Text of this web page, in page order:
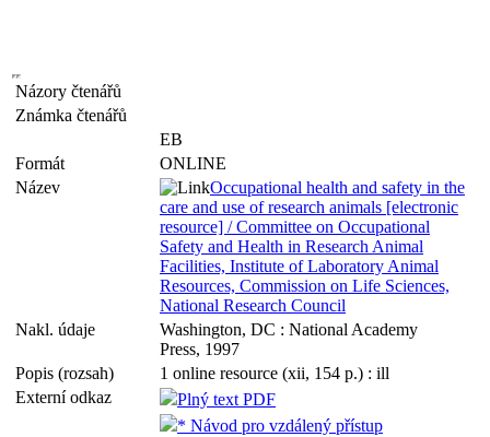
Názory čtenářů
Známka čtenářů
EB
Formát
ONLINE
Název
Occupational health and safety in the
care and use of research animals [electronic
resource] / Committee on Occupational
Safety and Health in Research Animal
Facilities, Institute of Laboratory Animal
Resources, Commission on Life Sciences,
National Research Council
Nakl. údaje
Washington, DC : National Academy
Press, 1997
Popis (rozsah)
1 online resource (xii, 154 p.) : ill
Externí odkaz
Plný text PDF
* Návod pro vzdálený přístup